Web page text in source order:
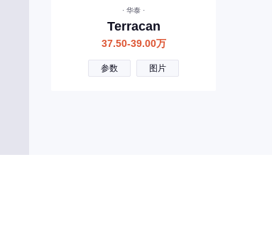
· 华泰 ·
Terracan
37.50-39.00万
参数 图片